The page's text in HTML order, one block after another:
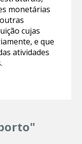
monetárias
cujas
e que
atividades